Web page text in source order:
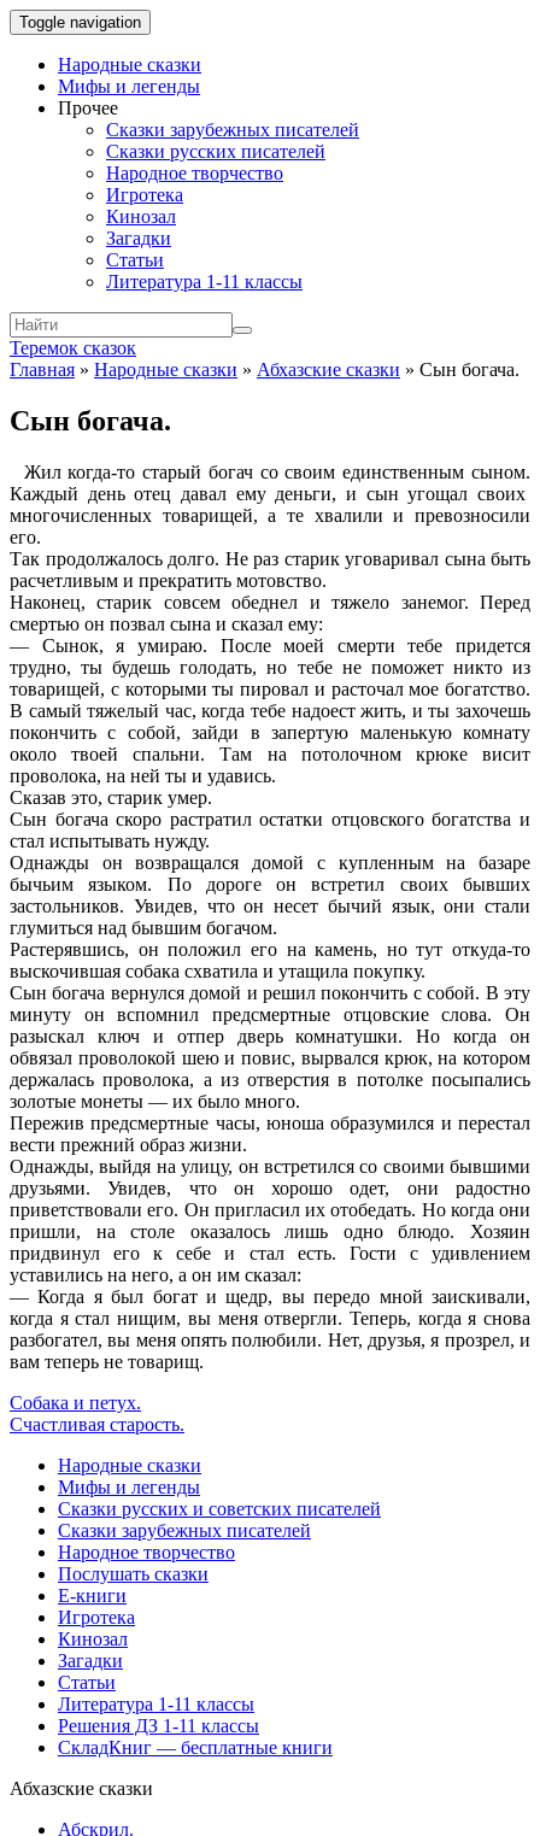
Toggle navigation
Народные сказки
Мифы и легенды
Прочее
Сказки зарубежных писателей
Сказки русских писателей
Народное творчество
Игротека
Кинозал
Загадки
Статьи
Литература 1-11 классы
Теремок сказок
Главная » Народные сказки » Абхазские сказки » Сын богача.
Сын богача.
Жил когда-то старый богач со своим единственным сыном.
Каждый день отец давал ему деньги, и сын угощал своих
многочисленных товарищей, а те хвалили и превозносили
его.
Так продолжалось долго. Не раз старик уговаривал сына быть
расчетливым и прекратить мотовство.
Наконец, старик совсем обеднел и тяжело занемог. Перед
смертью он позвал сына и сказал ему:
— Сынок, я умираю. После моей смерти тебе придется
трудно, ты будешь голодать, но тебе не поможет никто из
товарищей, с которыми ты пировал и расточал мое богатство.
В самый тяжелый час, когда тебе надоест жить, и ты захочешь
покончить с собой, зайди в запертую маленькую комнату
около твоей спальни. Там на потолочном крюке висит
проволока, на ней ты и удавись.
Сказав это, старик умер.
Сын богача скоро растратил остатки отцовского богатства и
стал испытывать нужду.
Однажды он возвращался домой с купленным на базаре
бычьим языком. По дороге он встретил своих бывших
застольников. Увидев, что он несет бычий язык, они стали
глумиться над бывшим богачом.
Растерявшись, он положил его на камень, но тут откуда-то
выскочившая собака схватила и утащила покупку.
Сын богача вернулся домой и решил покончить с собой. В эту
минуту он вспомнил предсмертные отцовские слова. Он
разыскал ключ и отпер дверь комнатушки. Но когда он
обвязал проволокой шею и повис, вырвался крюк, на котором
держалась проволока, а из отверстия в потолке посыпались
золотые монеты — их было много.
Пережив предсмертные часы, юноша образумился и перестал
вести прежний образ жизни.
Однажды, выйдя на улицу, он встретился со своими бывшими
друзьями. Увидев, что он хорошо одет, они радостно
приветствовали его. Он пригласил их отобедать. Но когда они
пришли, на столе оказалось лишь одно блюдо. Хозяин
придвинул его к себе и стал есть. Гости с удивлением
уставились на него, а он им сказал:
— Когда я был богат и щедр, вы передо мной заискивали,
когда я стал нищим, вы меня отвергли. Теперь, когда я снова
разбогател, вы меня опять полюбили. Нет, друзья, я прозрел, и
вам теперь не товарищ.
Собака и петух.
Счастливая старость.
Народные сказки
Мифы и легенды
Сказки русских и советских писателей
Сказки зарубежных писателей
Народное творчество
Послушать сказки
Е-книги
Игротека
Кинозал
Загадки
Статьи
Литература 1-11 классы
Решения ДЗ 1-11 классы
СкладКниг — бесплатные книги
Абхазские сказки
Абскрил.